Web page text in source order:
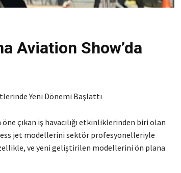
Aviation Show’da
Yeni Dönemi Başlattı
çıkan iş havacılığı etkinliklerinden biri olan
jet modellerini sektör profesyonelleriyle
ve yeni geliştirilen modellerini ön plana